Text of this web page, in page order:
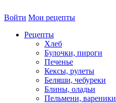
Войти Мои рецепты
Рецепты
Хлеб
Булочки, пироги
Печенье
Кексы, рулеты
Беляши, чебуреки
Блины, оладьи
Пельмени, вареники